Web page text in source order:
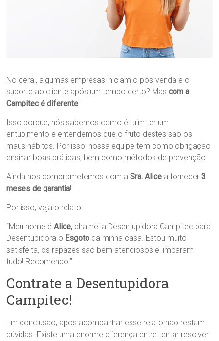
No geral, algumas empresas iniciam o pós-venda e o
suporte ao cliente após um tempo certo? Mascom a
Campitec é diferente!
Isso porque, nós sabemos como é ruim ter um
entupimento e entendemos que o fruto destes são os
maus hábitos. Por isso, nossa equipe tem como obrigação
ensinar boas práticas, bem como métodos de prevenção.
Ainda nos comprometemos com aSra. Alice a fornecer3
meses de garantia!
Por isso, veja o relato:
“Meu nome éAlice, chamei a Desentupidora Campitec para
Desentupidora o Esgoto da minha casa. Estou muito
satisfeita, os rapazes são bem atenciosos e limparam
tudo! Recomendo!”
Contrate a Desentupidora
Campitec!
Em conclusão, após acompanhar esse relato não restam
dúvidas. Existe uma enorme diferença entre tentar resolver